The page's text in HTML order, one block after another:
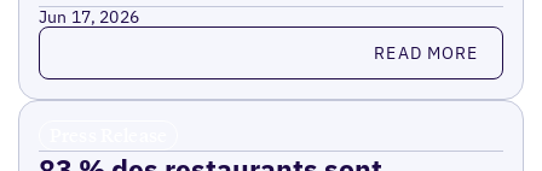
Jun 17, 2026
Read more READ MORE